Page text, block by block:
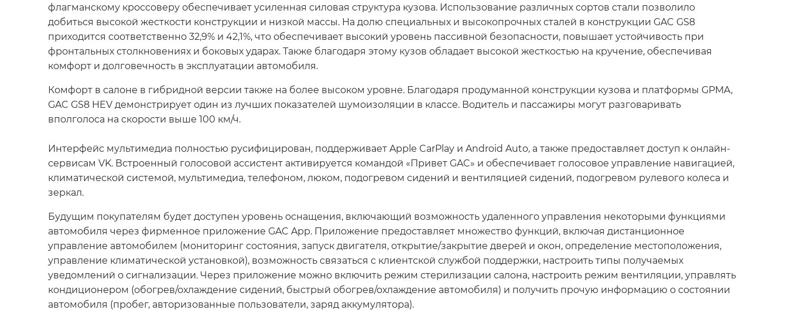
флагманскому кроссоверу обеспечивает усиленная силовая структура кузова. Использование различных сортов стали позволило
добиться высокой жесткости конструкции и низкой массы. На долю специальных и высокопрочных сталей в конструкции GAC GS8
приходится соответственно 32,9% и 42,1%, что обеспечивает высокий уровень пассивной безопасности, повышает устойчивость при
фронтальных столкновениях и боковых ударах. Также благодаря этому кузов обладает высокой жесткостью на кручение, обеспечивая
комфорт и долговечность в эксплуатации автомобиля.
Комфорт в салоне в гибридной версии также на более высоком уровне. Благодаря продуманной конструкции кузова и платформы GPMA,
GAC GS8 HEV демонстрирует один из лучших показателей шумоизоляции в классе. Водитель и пассажиры могут разговаривать
вполголоса на скорости выше 100 км/ч.
Интерфейс мультимедиа полностью русифицирован, поддерживает Apple CarPlay и Android Auto, а также предоставляет доступ к онлайн-
сервисам VK. Встроенный голосовой ассистент активируется командой «Привет GAC» и обеспечивает голосовое управление навигацией,
климатической системой, мультимедиа, телефоном, люком, подогревом сидений и вентиляцией сидений, подогревом рулевого колеса и
зеркал.
Будущим покупателям будет доступен уровень оснащения, включающий возможность удаленного управления некоторыми функциями
автомобиля через фирменное приложение GAC App. Приложение предоставляет множество функций, включая дистанционное
управление автомобилем (мониторинг состояния, запуск двигателя, открытие/закрытие дверей и окон, определение местоположения,
управление климатической установкой), возможность связаться с клиентской службой поддержки, настроить типы получаемых
уведомлений о сигнализации. Через приложение можно включить режим стерилизации салона, настроить режим вентиляции, управлять
кондиционером (обогрев/охлаждение сидений, быстрый обогрев/охлаждение автомобиля) и получить прочую информацию о состоянии
автомобиля (пробег, авторизованные пользователи, заряд аккумулятора).